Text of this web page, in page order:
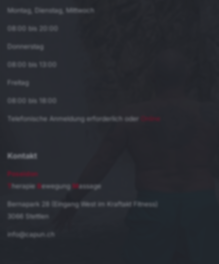
Montag, Dienstag, Mittwoch
08:00 bis 20:00
Donnerstag
08:00 bis 13:00
Freitag
08:00 bis 18:00
Telefonische Anmeldung erforderlich oder Online
Kontakt
Poseidon
herapie Bewegung Massage
Bernapark 28 (Eingang West im Kraftakt Fitness)
3066 Stettlen
info@capun.ch